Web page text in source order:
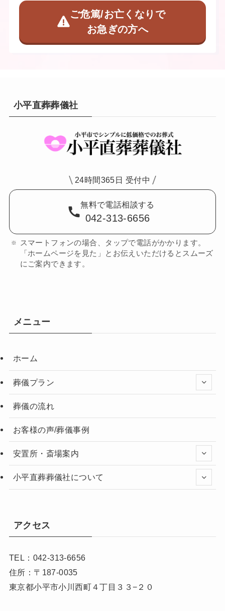
ご危篤/お亡くなりで
お急ぎの方へ
小平直葬葬儀社
24時間365日 受付中
無料で電話相談する
042-313-6656
スマートフォンの場合、タップで電話がかかります。
「ホームページを見た」とお伝えいただけるとスムーズ
にご案内できます。
メニュー
ホーム
葬儀プラン
葬儀の流れ
お客様の声/葬儀事例
安置所・斎場案内
小平直葬葬儀社について
アクセス
TEL：042-313-6656
住所：〒187-0035
東京都小平市小川西町４丁目３３−２０